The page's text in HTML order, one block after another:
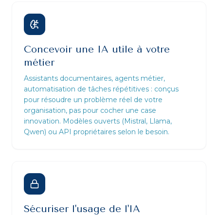
Concevoir une IA utile à votre
métier
Assistants documentaires, agents métier,
automatisation de tâches répétitives : conçus
pour résoudre un problème réel de votre
organisation, pas pour cocher une case
innovation. Modèles ouverts (Mistral, Llama,
Qwen) ou API propriétaires selon le besoin.
Sécuriser l'usage de l'IA